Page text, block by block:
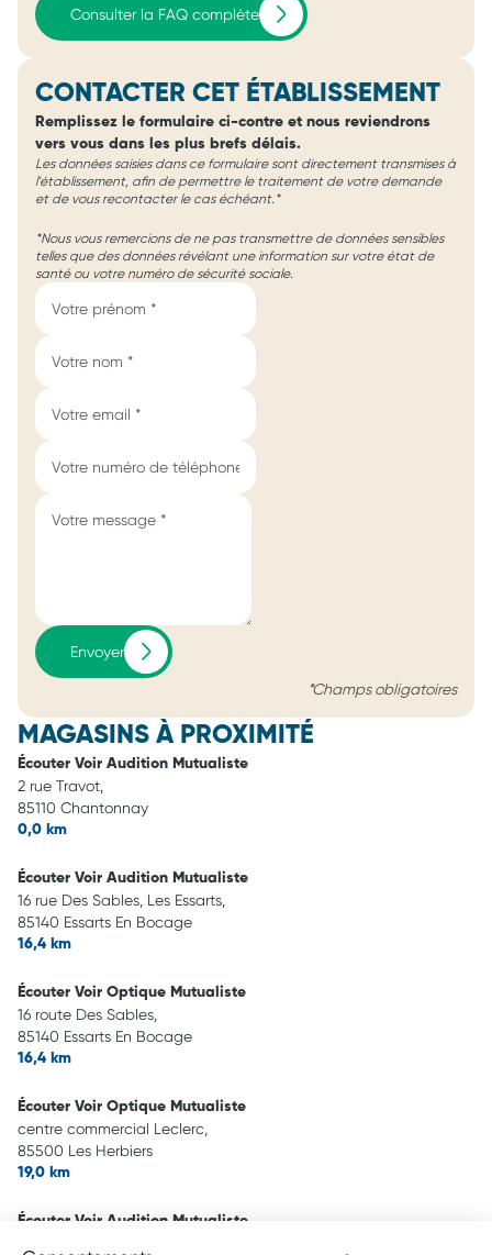
Consulter la FAQ complète
CONTACTER CET ÉTABLISSEMENT
Remplissez le formulaire ci-contre et nous reviendrons
vers vous dans les plus brefs délais.
Les données saisies dans ce formulaire sont directement transmises à
l'établissement, afin de permettre le traitement de votre demande
et de vous recontacter le cas échéant.*
*Nous vous remercions de ne pas transmettre de données sensibles
telles que des données révélant une information sur votre état de
santé ou votre numéro de sécurité sociale.
Envoyer
*Champs obligatoires
MAGASINS À PROXIMITÉ
Écouter Voir Audition Mutualiste
2 rue Travot,
85110 Chantonnay
0,0 km
Écouter Voir Audition Mutualiste
16 rue Des Sables, Les Essarts,
85140 Essarts En Bocage
16,4 km
Écouter Voir Optique Mutualiste
16 route Des Sables,
85140 Essarts En Bocage
16,4 km
Écouter Voir Optique Mutualiste
centre commercial Leclerc,
85500 Les Herbiers
19,0 km
Écouter Voir Audition Mutualiste